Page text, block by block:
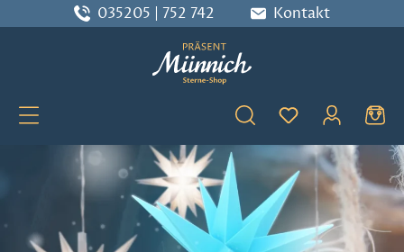
Zum Hauptinhalt springen
035205 | 752 742 Kontakt
Du hast 0